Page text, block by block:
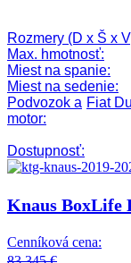
Rozmery (D x Š x
Max. hmotnosť:
Miest na spanie:
Miest na sedenie:
Podvozok a
motor:
Fiat
Dostupnosť:
Knaus BoxLife
Cenníková cena: